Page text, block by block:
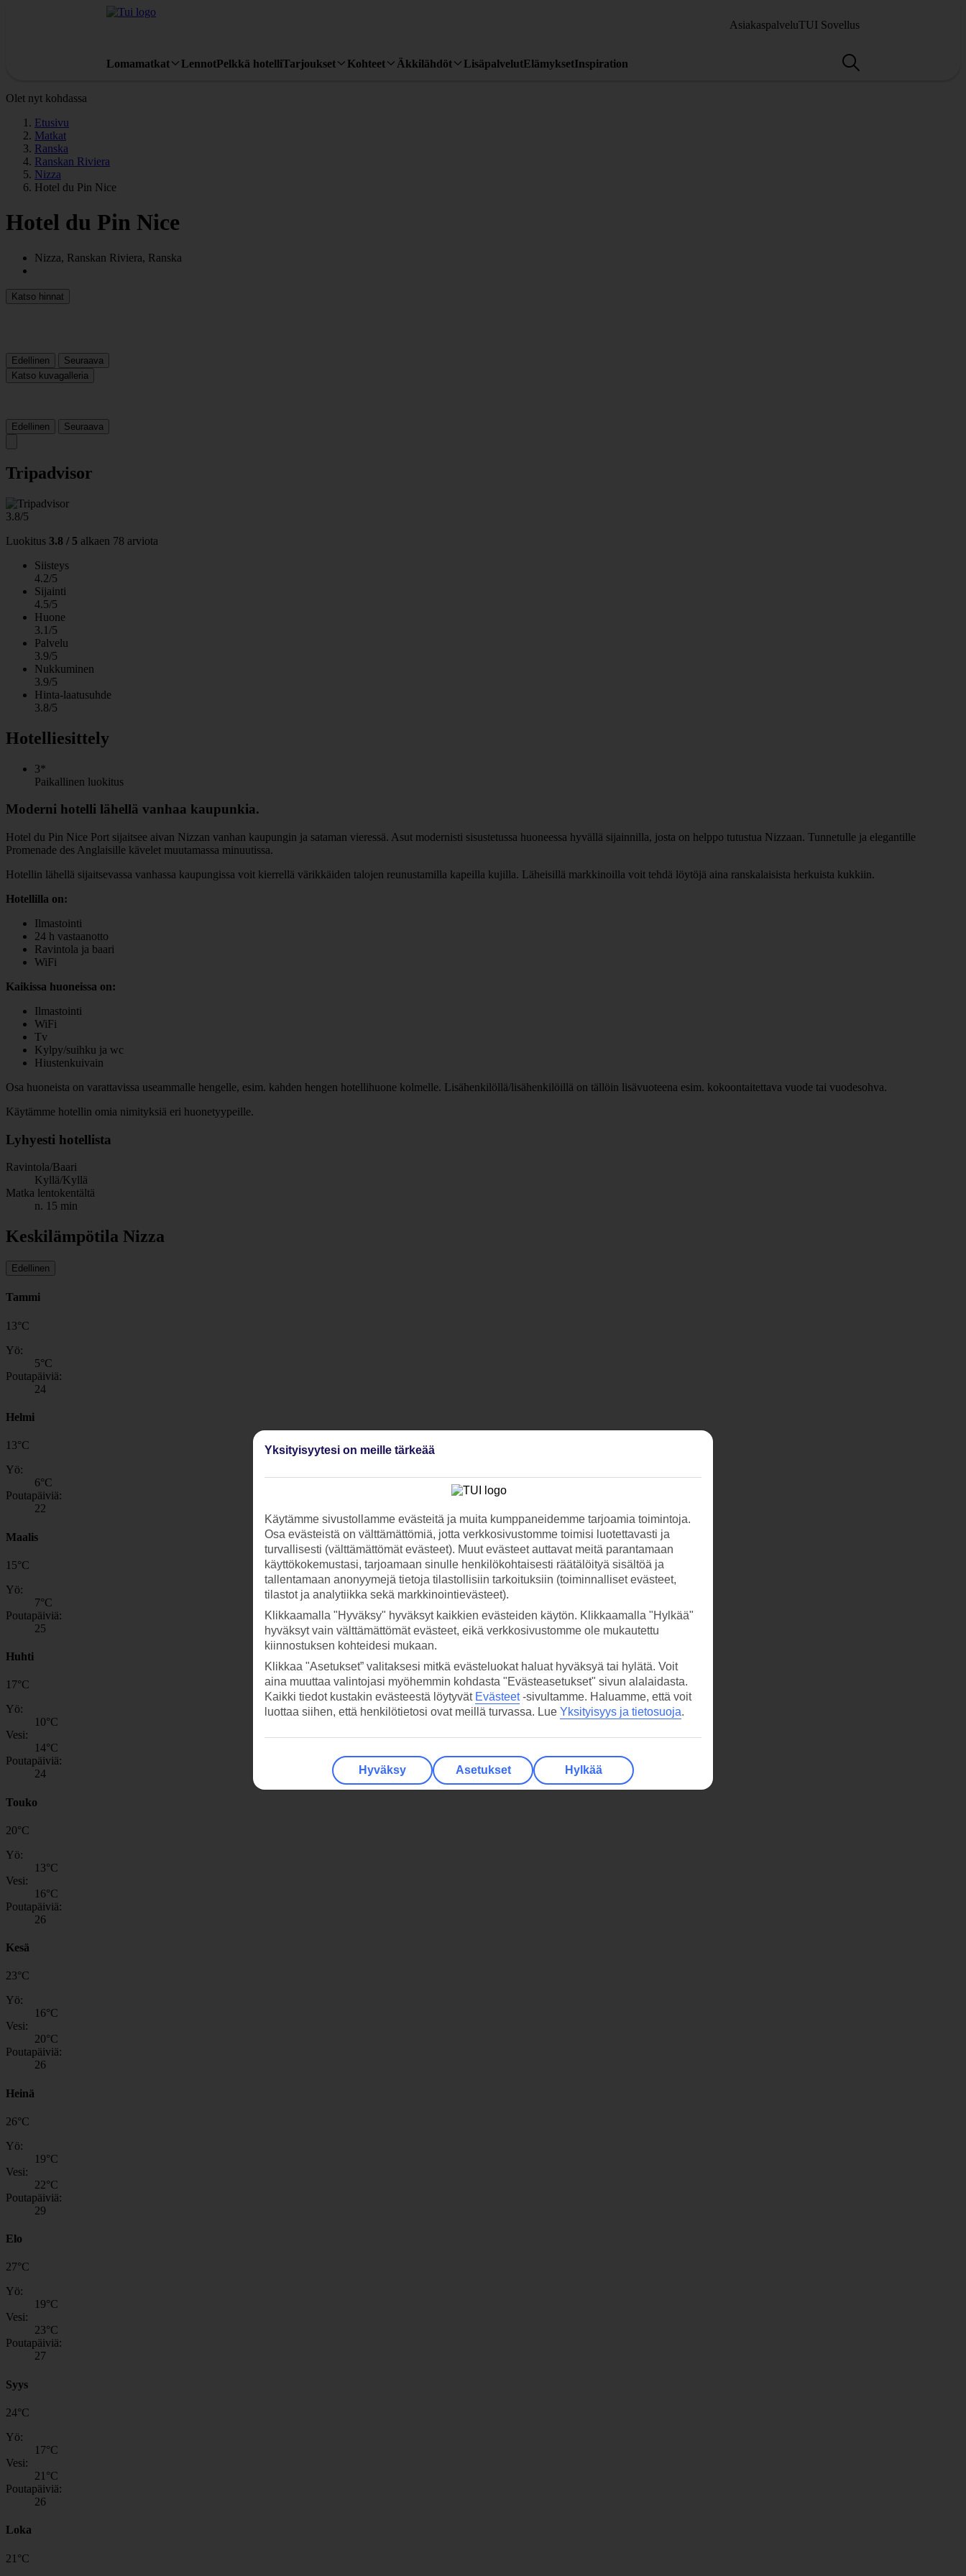
AsiakaspalveluTUI Sovellus
Lomamatkat LennotPelkkä hotelliTarjoukset Kohteet Äkkilähdöt LisäpalvelutElämyksetInspiration
Olet nyt kohdassa
Etusivu
Matkat
Ranska
Ranskan Riviera
Nizza
Hotel du Pin Nice
Hotel du Pin Nice
Nizza, Ranskan Riviera, Ranska
Katso hinnat
Edellinen
Seuraava
Katso kuvagalleria
Edellinen Seuraava
Tripadvisor
3.8/5
Luokitus 3.8 / 5 alkaen 78 arviota
Siisteys
4.2/5
Sijainti
4.5/5
Huone
3.1/5
Palvelu
3.9/5
Nukkuminen
3.9/5
Hinta-laatusuhde
3.8/5
Hotelliesittely
3*
Paikallinen luokitus
Moderni hotelli lähellä vanhaa kaupunkia.
Hotel du Pin Nice Port sijaitsee aivan Nizzan vanhan kaupungin ja sataman vieressä. Asut modernisti sisustetussa huoneessa hyvällä sijainnilla, josta on helppo tutustua Nizzaan. Tunnetulle ja elegantille
Promenade des Anglaisille kävelet muutamassa minuutissa.
Hotellin lähellä sijaitsevassa vanhassa kaupungissa voit kierrellä värikkäiden talojen reunustamilla kapeilla kujilla. Läheisillä markkinoilla voit tehdä löytöjä aina ranskalaisista herkuista kukkiin.
Hotellilla on:
Ilmastointi
24 h vastaanotto
Ravintola ja baari
WiFi
Kaikissa huoneissa on:
Ilmastointi
WiFi
Tv
Kylpy/suihku ja wc
Hiustenkuivain
Osa huoneista on varattavissa useammalle hengelle, esim. kahden hengen hotellihuone kolmelle. Lisähenkilöllä/lisähenkilöillä on tällöin lisävuoteena esim. kokoontaitettava vuode tai vuodesohva.
Käytämme hotellin omia nimityksiä eri huonetyypeille.
Lyhyesti hotellista
Ravintola/Baari
Kyllä/Kyllä
Matka lentokentältä
n. 15 min
Keskilämpötila Nizza
Edellinen
Tammi
13°C
Yö:
5°C
Poutapäiviä:
24
Helmi
13°C
Yö:
6°C
Poutapäiviä:
22
Maalis
15°C
Yö:
7°C
Poutapäiviä:
25
Huhti
17°C
Yö:
10°C
Vesi:
14°C
Poutapäiviä:
24
Touko
20°C
Yö:
13°C
Vesi:
16°C
Poutapäiviä:
26
Kesä
23°C
Yö:
16°C
Vesi:
20°C
Poutapäiviä:
26
Heinä
26°C
Yö:
19°C
Vesi:
22°C
Poutapäiviä:
29
Elo
27°C
Yö:
19°C
Vesi:
23°C
Poutapäiviä:
27
Syys
24°C
Yö:
17°C
Vesi:
21 °C
Poutapäiviä:
26
Loka
21 °C
Yksityisyytesi on meille tärkeää
Käytämme sivustollamme evästeitä ja muita kumppaneidemme tarjoamia toimintoja.
Osa evästeistä on välttämättömiä, jotta verkkosivustomme toimisi luotettavasti ja
turvallisesti (välttämättömät evästeet). Muut evästeet auttavat meitä parantamaan
käyttökokemustasi, tarjoamaan sinulle henkilökohtaisesti räätälöityä sisältöä ja
tallentamaan anonyymejä tietoja tilastollisiin tarkoituksiin (toiminnalliset evästeet,
tilastot ja analytiikka sekä markkinointievästeet).
Klikkaamalla "Hyväksy" hyväksyt kaikkien evästeiden käytön. Klikkaamalla "Hylkää"
hyväksyt vain välttämättömät evästeet, eikä verkkosivustomme ole mukautettu
kiinnostuksen kohteidesi mukaan.
Klikkaa "Asetukset” valitaksesi mitkä evästeluokat haluat hyväksyä tai hylätä. Voit
aina muuttaa valintojasi myöhemmin kohdasta "Evästeasetukset" sivun alalaidasta.
Kaikki tiedot kustakin evästeestä löytyvät Evästeet-sivultamme. Haluamme, että voit
luottaa siihen, että henkilötietosi ovat meillä turvassa. Lue Yksityisyys ja tietosuoja.
Hyväksy Asetukset Hylkää